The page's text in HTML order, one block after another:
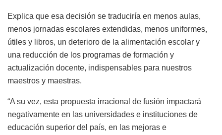
Explica que esa decisión se traduciría en menos aulas,
menos jornadas escolares extendidas, menos uniformes,
útiles y libros, un deterioro de la alimentación escolar y
una reducción de los programas de formación y
actualización docente, indispensables para nuestros
maestros y maestras.
“A su vez, esta propuesta irracional de fusión impactará
negativamente en las universidades e instituciones de
educación superior del país, en las mejoras e